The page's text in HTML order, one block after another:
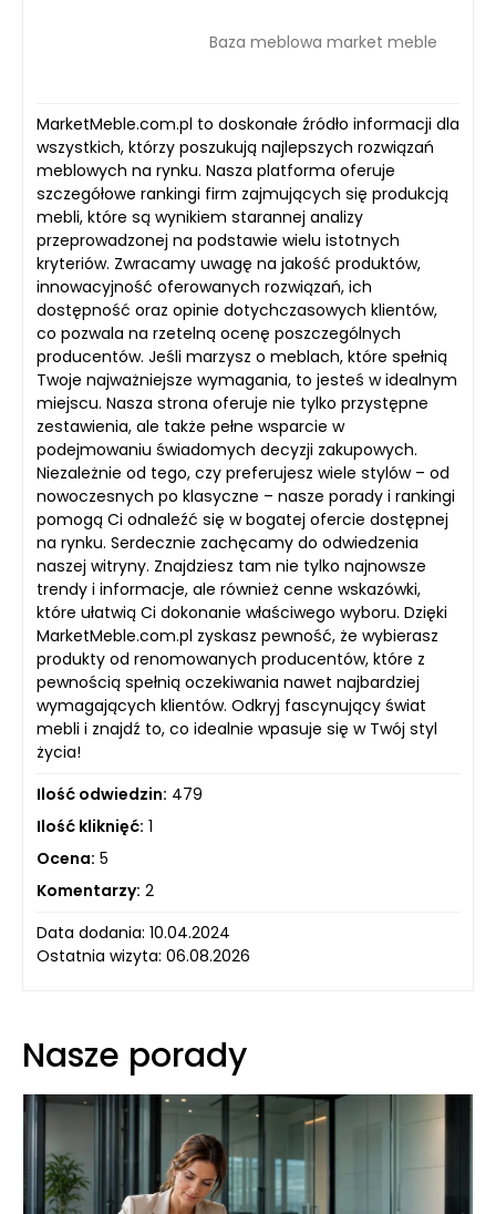
Baza meblowa market meble
MarketMeble.com.pl to doskonałe źródło informacji dla
wszystkich, którzy poszukują najlepszych rozwiązań
meblowych na rynku. Nasza platforma oferuje
szczegółowe rankingi firm zajmujących się produkcją
mebli, które są wynikiem starannej analizy
przeprowadzonej na podstawie wielu istotnych
kryteriów. Zwracamy uwagę na jakość produktów,
innowacyjność oferowanych rozwiązań, ich
dostępność oraz opinie dotychczasowych klientów,
co pozwala na rzetelną ocenę poszczególnych
producentów. Jeśli marzysz o meblach, które spełnią
Twoje najważniejsze wymagania, to jesteś w idealnym
miejscu. Nasza strona oferuje nie tylko przystępne
zestawienia, ale także pełne wsparcie w
podejmowaniu świadomych decyzji zakupowych.
Niezależnie od tego, czy preferujesz wiele stylów – od
nowoczesnych po klasyczne – nasze porady i rankingi
pomogą Ci odnaleźć się w bogatej ofercie dostępnej
na rynku. Serdecznie zachęcamy do odwiedzenia
naszej witryny. Znajdziesz tam nie tylko najnowsze
trendy i informacje, ale również cenne wskazówki,
które ułatwią Ci dokonanie właściwego wyboru. Dzięki
MarketMeble.com.pl zyskasz pewność, że wybierasz
produkty od renomowanych producentów, które z
pewnością spełnią oczekiwania nawet najbardziej
wymagających klientów. Odkryj fascynujący świat
mebli i znajdź to, co idealnie wpasuje się w Twój styl
życia!
Ilość odwiedzin: 479
Ilość kliknięć: 1
Ocena: 5
Komentarzy: 2
Data dodania: 10.04.2024
Ostatnia wizyta: 06.08.2026
Nasze porady